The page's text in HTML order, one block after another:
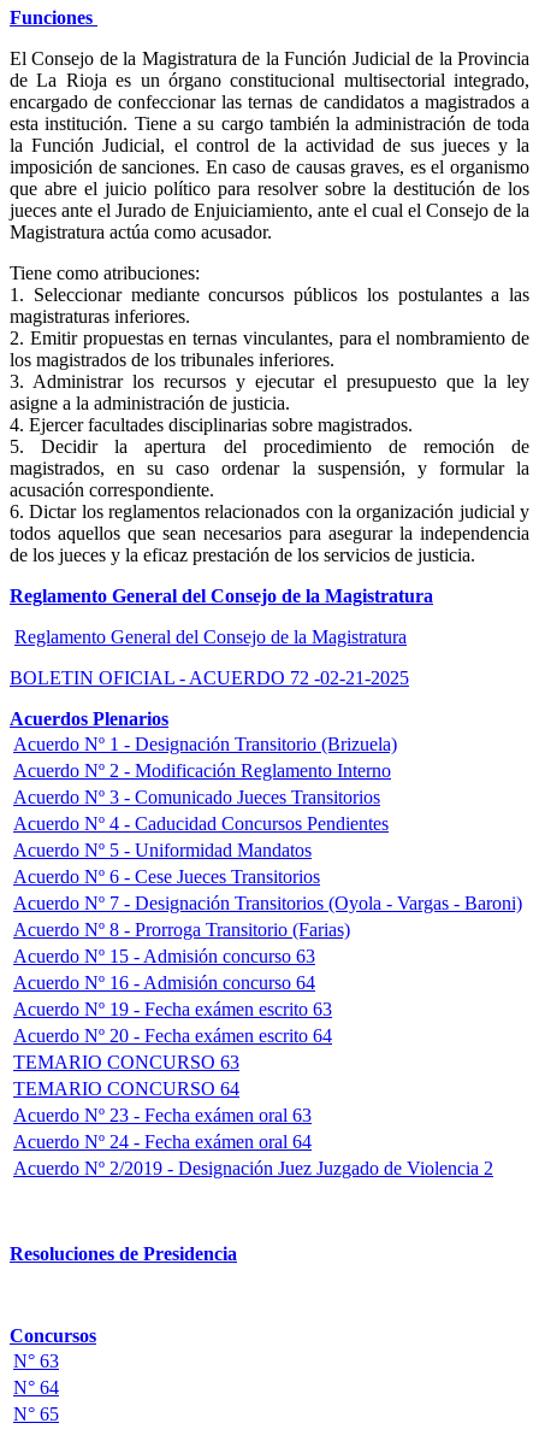
Funciones
El Consejo de la Magistratura de la Función Judicial de la Provincia
de La Rioja es un órgano constitucional multisectorial integrado,
encargado de confeccionar las ternas de candidatos a magistrados a
esta institución. Tiene a su cargo también la administración de toda
la Función Judicial, el control de la actividad de sus jueces y la
imposición de sanciones. En caso de causas graves, es el organismo
que abre el juicio político para resolver sobre la destitución de los
jueces ante el Jurado de Enjuiciamiento, ante el cual el Consejo de la
Magistratura actúa como acusador.
Tiene como atribuciones:
1. Seleccionar mediante concursos públicos los postulantes a las
magistraturas inferiores.
2. Emitir propuestas en ternas vinculantes, para el nombramiento de
los magistrados de los tribunales inferiores.
3. Administrar los recursos y ejecutar el presupuesto que la ley
asigne a la administración de justicia.
4. Ejercer facultades disciplinarias sobre magistrados.
5. Decidir la apertura del procedimiento de remoción de
magistrados, en su caso ordenar la suspensión, y formular la
acusación correspondiente.
6. Dictar los reglamentos relacionados con la organización judicial y
todos aquellos que sean necesarios para asegurar la independencia
de los jueces y la eficaz prestación de los servicios de justicia.
Reglamento General del Consejo de la Magistratura
Reglamento General del Consejo de la Magistratura
BOLETIN OFICIAL - ACUERDO 72 -02-21-2025
Acuerdos Plenarios
Acuerdo Nº 1 - Designación Transitorio (Brizuela)
Acuerdo Nº 2 - Modificación Reglamento Interno
Acuerdo Nº 3 - Comunicado Jueces Transitorios
Acuerdo Nº 4 - Caducidad Concursos Pendientes
Acuerdo Nº 5 - Uniformidad Mandatos
Acuerdo Nº 6 - Cese Jueces Transitorios
Acuerdo Nº 7 - Designación Transitorios (Oyola - Vargas - Baroni)
Acuerdo Nº 8 - Prorroga Transitorio (Farias)
Acuerdo Nº 15 - Admisión concurso 63
Acuerdo Nº 16 - Admisión concurso 64
Acuerdo Nº 19 - Fecha exámen escrito 63
Acuerdo Nº 20 - Fecha exámen escrito 64
TEMARIO CONCURSO 63
TEMARIO CONCURSO 64
Acuerdo Nº 23 - Fecha exámen oral 63
Acuerdo Nº 24 - Fecha exámen oral 64
Acuerdo Nº 2/2019 - Designación Juez Juzgado de Violencia 2
Resoluciones de Presidencia
Concursos
N° 63
N° 64
N° 65